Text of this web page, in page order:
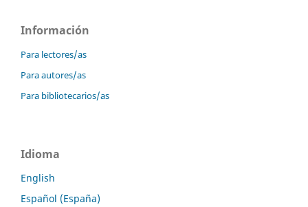
Información
Para lectores/as
Para autores/as
Para bibliotecarios/as
Idioma
English
Español (España)